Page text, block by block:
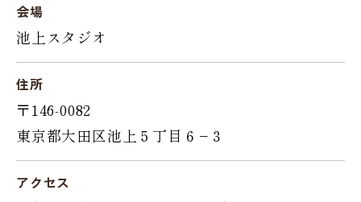
会場
池上スタジオ
住所
〒146-0082
東京都大田区池上５丁目６−３
アクセス